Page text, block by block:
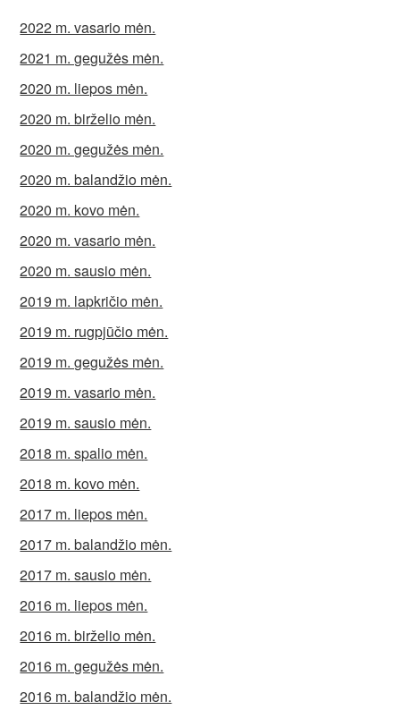
2022 m. vasario mėn.
2021 m. gegužės mėn.
2020 m. liepos mėn.
2020 m. birželio mėn.
2020 m. gegužės mėn.
2020 m. balandžio mėn.
2020 m. kovo mėn.
2020 m. vasario mėn.
2020 m. sausio mėn.
2019 m. lapkričio mėn.
2019 m. rugpjūčio mėn.
2019 m. gegužės mėn.
2019 m. vasario mėn.
2019 m. sausio mėn.
2018 m. spalio mėn.
2018 m. kovo mėn.
2017 m. liepos mėn.
2017 m. balandžio mėn.
2017 m. sausio mėn.
2016 m. liepos mėn.
2016 m. birželio mėn.
2016 m. gegužės mėn.
2016 m. balandžio mėn.